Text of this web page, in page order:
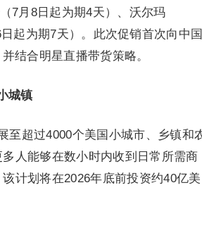
7月8日起为期4天）、沃尔玛
起为期7天）。此次促销首次向中国
结合明星直播带货策略。
城镇
至超过4000个美国小城市、乡镇和
人能够在数小时内收到日常所需商
计划将在2026年底前投资约40亿美